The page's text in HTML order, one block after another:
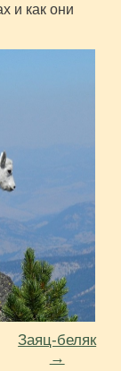
и как они
Заяц-беляк
→